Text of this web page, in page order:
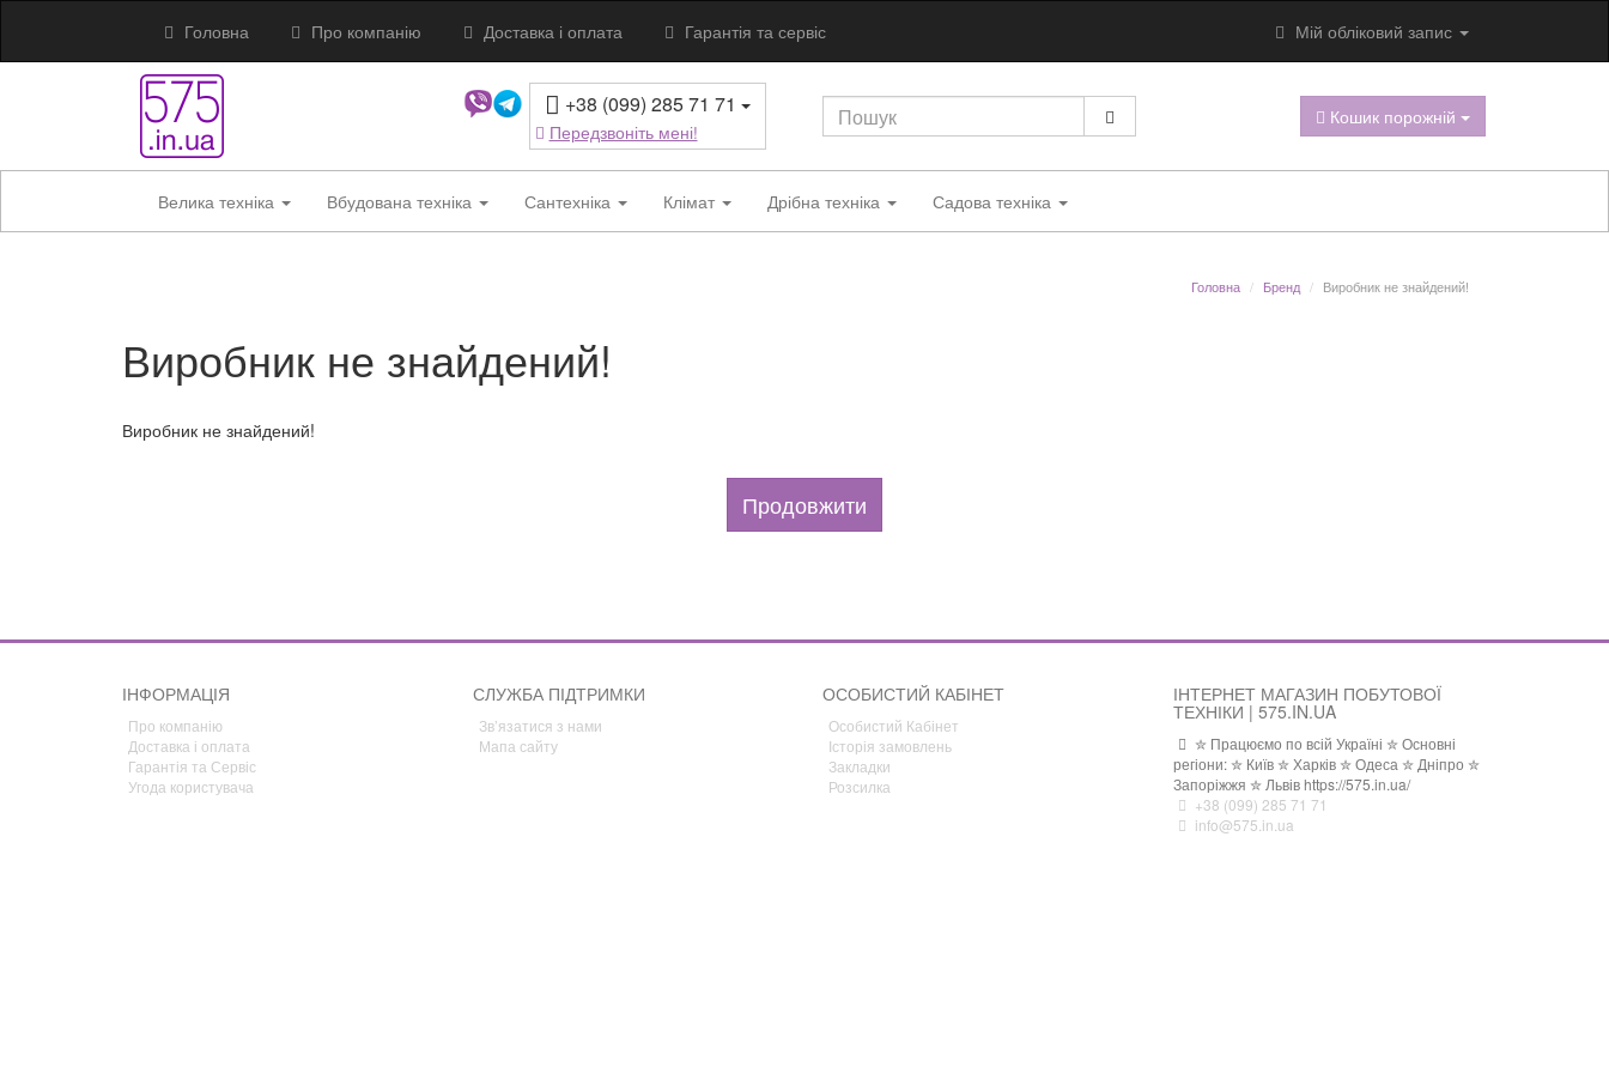
Головна Про компанію Доставка і оплата Гарантія та сервіс Мій обліковий запис
+38 (099) 285 71 71
Передзвоніть мені!
Кошик порожній
Велика техніка Вбудована техніка Сантехніка Клімат Дрібна техніка Садова техніка
Головна Бренд Виробник не знайдений!
Виробник не знайдений!
Виробник не знайдений!
Продовжити
ІНФОРМАЦІЯ
Про компанію
Доставка і оплата
Гарантія та Сервіс
Угода користувача
СЛУЖБА ПІДТРИМКИ
Зв’язатися з нами
Мапа сайту
ОСОБИСТИЙ КАБІНЕТ
Особистий Кабінет
Історія замовлень
Закладки
Розсилка
ІНТЕРНЕТ МАГАЗИН ПОБУТОВОЇ
ТЕХНІКИ | 575.IN.UA
✮ Працюємо по всій Україні ✮ Основні
регіони: ✮ Київ ✮ Харків ✮ Одеса ✮ Дніпро ✮
Запоріжжя ✮ Львів https://575.in.ua/
+38 (099) 285 71 71
info@575.in.ua